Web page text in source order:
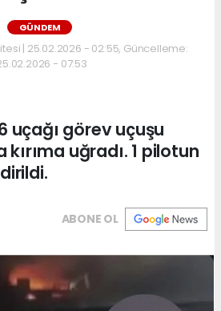
GÜNDEM
| 25.02.2026 - 02:55, Güncelleme:
- 07:53
uçağı görev uçuşu
uğradı. 1 pilotun
ABONE OL